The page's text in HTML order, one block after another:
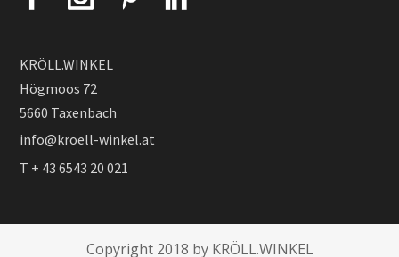
KRÖLL.WINKEL
Högmoos 72
5660 Taxenbach
info@kroell-winkel.at
T + 43 6543 20 021
Copyright 2018 by KRÖLL.WINKEL